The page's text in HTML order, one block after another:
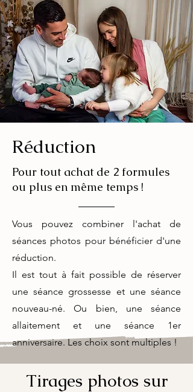
Réduction
Pour tout achat de 2 formules
ou plus en même temps !
Vous pouvez combiner l'achat de
séances photos pour bénéficier d'une
réduction.
Il est tout à fait possible de réserver
une séance grossesse et une séance
nouveau-né. Ou bien, une séance
allaitement et une séance 1er
anniversaire. Les choix sont multiples !
Tirages photos sur